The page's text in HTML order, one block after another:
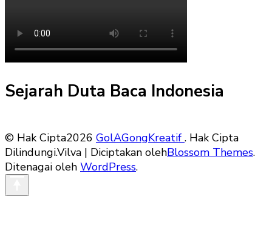
Sejarah Duta Baca Indonesia
© Hak Cipta2026 GolAGongKreatif . Hak Cipta
Dilindungi.Vilva | Diciptakan olehBlossom Themes.
Ditenagai oleh WordPress.